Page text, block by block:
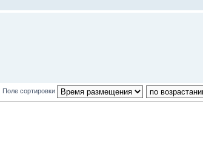
Поле сортировки